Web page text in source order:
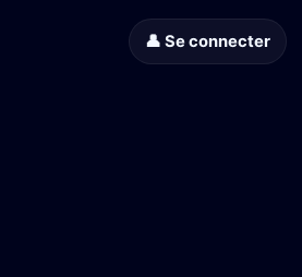
👤 Se connecter